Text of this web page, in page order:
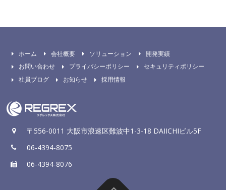
ホーム 会社概要 ソリューション
開発実績
お問い合わせ
プライバシーポリシー
セキュリティポリシー
社員ブログ
お知らせ 採用情報
〒556-0011 大阪市浪速区難波中1-3-18 DAIICHIビル5F
06-4394-8075
06-4394-8076